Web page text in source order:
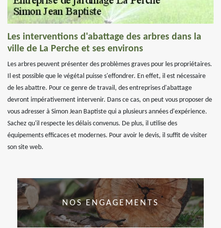
Les interventions d'abattage des arbres dans la
ville de La Perche et ses environs
Les arbres peuvent présenter des problèmes graves pour les propriétaires.
Il est possible que le végétal puisse s'effondrer. En effet, il est nécessaire
de les abattre. Pour ce genre de travail, des entreprises d'abattage
devront impérativement intervenir. Dans ce cas, on peut vous proposer de
vous adresser à Simon Jean Baptiste qui a plusieurs années d'expérience.
Sachez qu'il respecte les délais convenus. De plus, il utilise des
équipements efficaces et modernes. Pour avoir le devis, il suffit de visiter
son site web.
NOS ENGAGEMENTS